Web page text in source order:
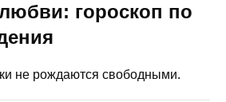
гороскоп по
не рождаются свободными.